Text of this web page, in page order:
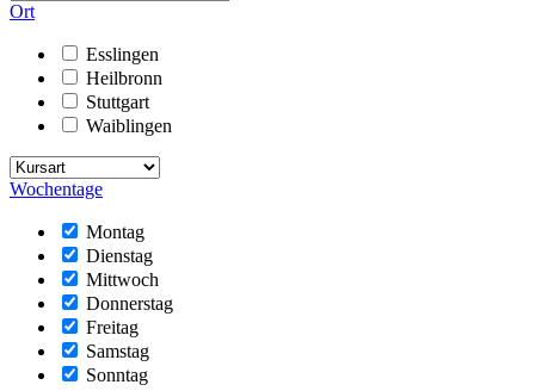
Ort
Esslingen
Heilbronn
Stuttgart
Waiblingen
Wochentage
Montag
Dienstag
Mittwoch
Donnerstag
Freitag
Samstag
Sonntag